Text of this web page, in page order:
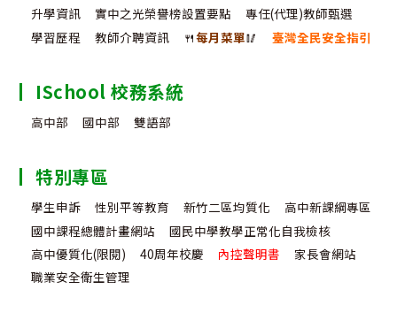
升學資訊
實中之光榮譽榜設置要點
專任(代理)教師甄選
學習歷程
教師介聘資訊 🍴每月菜單🥢 臺灣全民安全指引
ISchool 校務系統
高中部 國中部 雙語部
特別專區
學生申訴 性別平等教育 新竹二區均質化
高中新課綱專區
國中課程總體計畫網站
國民中學教學正常化自我檢核
高中優質化(限閱)
40周年校慶 內控聲明書
家長會網站
職業安全衛生管理